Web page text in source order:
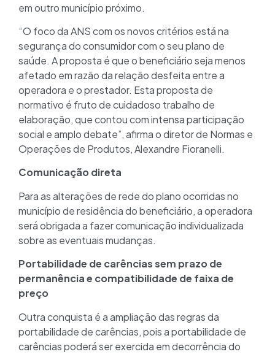
em outro município próximo.
“O foco da ANS com os novos critérios está na
segurança do consumidor com o seu plano de
saúde. A proposta é que o beneficiário seja menos
afetado em razão da relação desfeita entre a
operadora e o prestador. Esta proposta de
normativo é fruto de cuidadoso trabalho de
elaboração, que contou com intensa participação
social e amplo debate”, afirma o diretor de Normas e
Operações de Produtos, Alexandre Fioranelli.
Comunicação direta
Para as alterações de rede do plano ocorridas no
município de residência do beneficiário, a operadora
será obrigada a fazer comunicação individualizada
sobre as eventuais mudanças.
Portabilidade de carências sem prazo de
permanência e compatibilidade de faixa de
preço­­­­­­
Outra conquista é a ampliação das regras da
portabilidade de carências, pois a portabilidade de
carências poderá ser exercida em decorrência do